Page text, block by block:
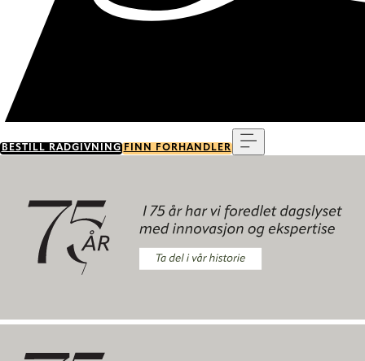
BESTILL RÅDGIVNING FINN FORHANDLER